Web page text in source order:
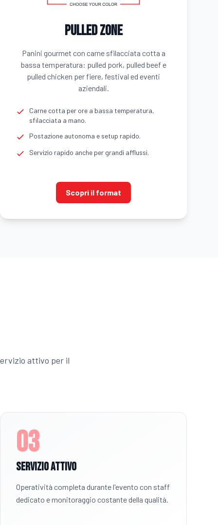
Pulled Zone
Panini gourmet con carne sfilacciata cotta a
bassa temperatura: pulled pork, pulled beef e
pulled chicken per fiere, festival ed eventi
aziendali.
Carne cotta per ore a bassa temperatura,
sfilacciata a mano.
Postazione autonoma e setup rapido.
Servizio rapido anche per grandi afflussi.
Scopri il format
attivo per il
03
Servizio Attivo
Operatività completa durante l'evento con staff
dedicato e monitoraggio costante della qualità.